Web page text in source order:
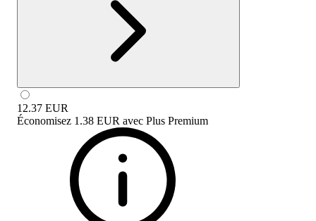
12.37 EUR
Économisez 1.38 EUR avec Plus Premium